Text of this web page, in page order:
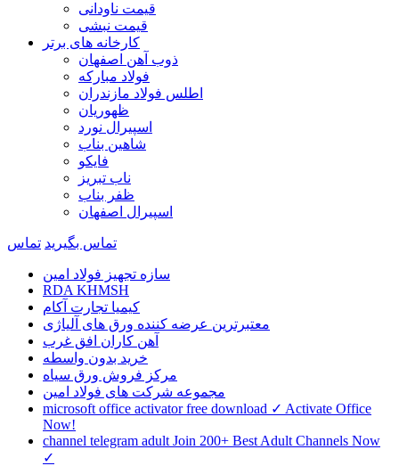
قیمت ناودانی
قیمت نبشی
کارخانه های برتر
ذوب آهن اصفهان
فولاد مبارکه
اطلس فولاد مازندران
ظهوریان
اسپیرال نورد
شاهین بناب
فایکو
ناب تبریز
ظفر بناب
اسپیرال اصفهان
تماس بگیرید تماس
سازه تجهیز فولاد امین
RDA KHMSH
کیمیا تجارت آکام
معتبرترین عرضه کننده ورق های آلیاژی
آهن کاران افق غرب
خرید بدون واسطه
مرکز فروش ورق سیاه
مجموعه شرکت های فولاد امین
microsoft office activator free download ✓ Activate Office
Now!
channel telegram adult Join 200+ Best Adult Channels Now
✓